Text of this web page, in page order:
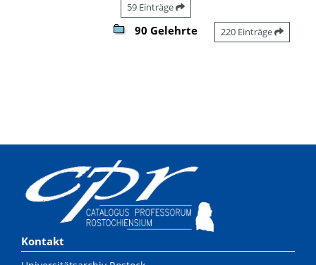
59 Einträge
90 Gelehrte 220 Einträge
Kontakt